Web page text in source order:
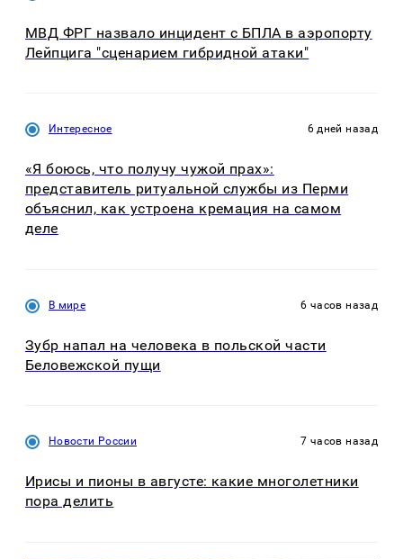
МВД ФРГ назвало инцидент с БПЛА в аэропорту
Лейпцига "сценарием гибридной атаки"
Интересное 6 дней назад
«Я боюсь, что получу чужой прах»:
представитель ритуальной службы из Перми
объяснил, как устроена кремация на самом
деле
В мире 6 часов назад
Зубр напал на человека в польской части
Беловежской пущи
Новости России 7 часов назад
Ирисы и пионы в августе: какие многолетники
пора делить